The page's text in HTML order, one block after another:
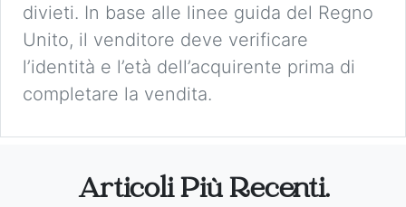
divieti. In base alle linee guida del Regno
Unito, il venditore deve verificare
l’identità e l’età dell’acquirente prima di
completare la vendita.
Articoli Più Recenti.